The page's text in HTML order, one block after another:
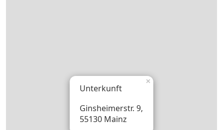
Unterkunft
Ginsheimerstr. 9,
55130 Mainz
×